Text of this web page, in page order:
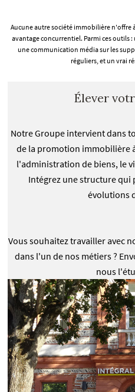
Aucune autre société immobilière n'offre
avantage concurrentiel. Parmi ces outils
une communication média sur les
réguliers, et un vrai
Élever
Notre Groupe intervient dans
de la promotion immobilière
l'administration de biens, le
Intégrez une structure
évolutions
Vous souhaitez travailler avec
dans l'un de nos métiers ?
nous